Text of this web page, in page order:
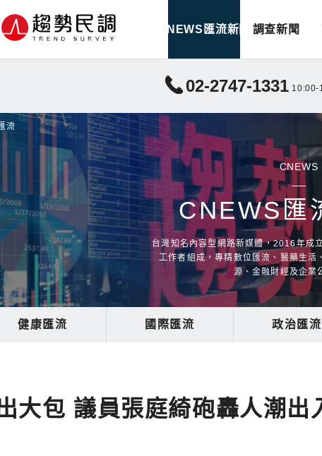
CNEWS匯流新聞 調查新聞
02-2747-1331 10:00-
流
CNEWS
CNEWS匯
台灣知名內容型網路新媒體，2016年成
工作者組成，專精數位匯流、醫藥生活
源、金融財經及企業
健康匯流 國際匯流 政治匯流
大包 議員張庭綺砲轟人潮出